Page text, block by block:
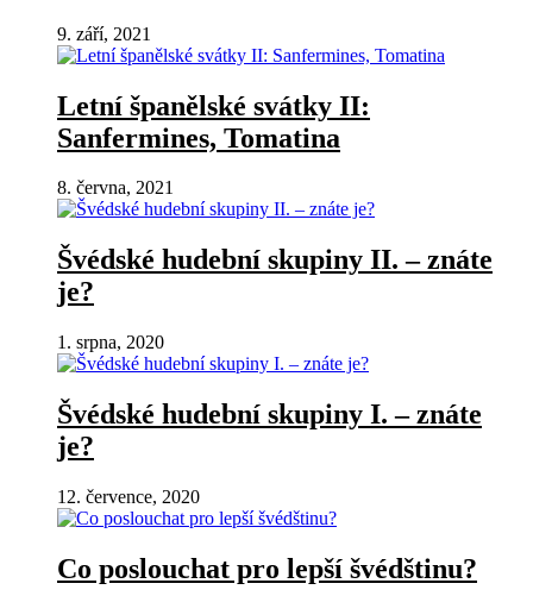
9. září, 2021
Letní španělské svátky II:
Sanfermines, Tomatina
8. června, 2021
Švédské hudební skupiny II. – znáte
je?
1. srpna, 2020
Švédské hudební skupiny I. – znáte
je?
12. července, 2020
Co poslouchat pro lepší švédštinu?